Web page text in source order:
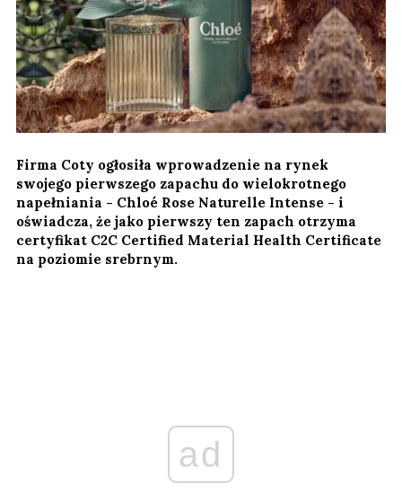
Firma Coty ogłosiła wprowadzenie na rynek
swojego pierwszego zapachu do wielokrotnego
napełniania - Chloé Rose Naturelle Intense - i
oświadcza, że jako pierwszy ten zapach otrzyma
certyfikat C2C Certified Material Health Certificate
na poziomie srebrnym.
ad